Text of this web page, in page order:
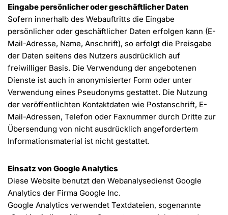
Eingabe persönlicher oder geschäftlicher Daten
Sofern innerhalb des Webauftritts die Eingabe
persönlicher oder geschäftlicher Daten erfolgen kann (E-
Mail-Adresse, Name, Anschrift), so erfolgt die Preisgabe
der Daten seitens des Nutzers ausdrücklich auf
freiwilliger Basis. Die Verwendung der angebotenen
Dienste ist auch in anonymisierter Form oder unter
Verwendung eines Pseudonyms gestattet. Die Nutzung
der veröffentlichten Kontaktdaten wie Postanschrift, E-
Mail-Adressen, Telefon oder Faxnummer durch Dritte zur
Übersendung von nicht ausdrücklich angefordertem
Informationsmaterial ist nicht gestattet.
Einsatz von Google Analytics
Diese Website benutzt den Webanalysedienst Google
Analytics der Firma Google Inc.
Google Analytics verwendet Textdateien, sogenannte